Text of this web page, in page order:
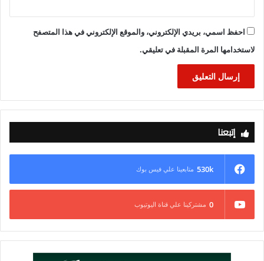
احفظ اسمي، بريدي الإلكتروني، والموقع الإلكتروني في هذا المتصفح
لاستخدامها المرة المقبلة في تعليقي.
إتبعنا
530k متابعينا علي فيس بوك
0 مشتركينا علي قناة اليوتيوب